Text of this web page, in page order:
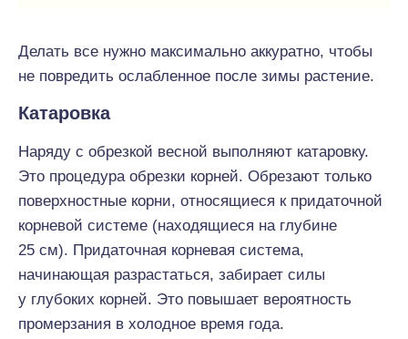
Делать все нужно максимально аккуратно, чтобы
не повредить ослабленное после зимы растение.
Катаровка
Наряду с обрезкой весной выполняют катаровку.
Это процедура обрезки корней. Обрезают только
поверхностные корни, относящиеся к придаточной
корневой системе (находящиеся на глубине
25 см). Придаточная корневая система,
начинающая разрастаться, забирает силы
у глубоких корней. Это повышает вероятность
промерзания в холодное время года.